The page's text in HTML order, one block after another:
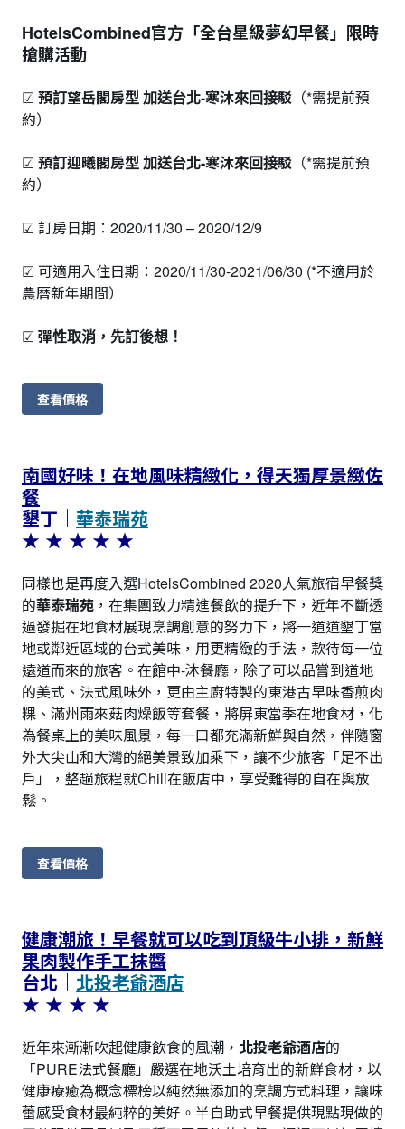
HotelsCombined官方「全台星級夢幻早餐」限時
搶購活動
☑ 預訂望岳閣房型 加送台北-寒沐來回接駁 （*需提前預
約）
☑ 預訂迎曦閣房型 加送台北-寒沐來回接駁 （*需提前預
約）
☑ 訂房日期：2020/11/30 – 2020/12/9
☑ 可適用入住日期：2020/11/30-2021/06/30 (*不適用於
農曆新年期間）
☑ 彈性取消，先訂後想！
查看價格
南國好味！在地風味精緻化，得天獨厚景緻佐
餐
墾丁｜ 華泰瑞苑
★ ★ ★ ★ ★
同樣也是再度入選HotelsCombined 2020人氣旅宿早餐獎
的華泰瑞苑 ，在集團致力精進餐飲的提升下，近年不斷透
過發掘在地食材展現烹調創意的努力下，將一道道墾丁當
地或鄰近區域的台式美味，用更精緻的手法，款待每一位
遠道而來的旅客。在館中-沐餐廳，除了可以品嘗到道地
的美式、法式風味外，更由主廚特製的東港古早味香煎肉
粿、滿州雨來菇肉燥飯等套餐，將屏東當季在地食材，化
為餐桌上的美味風景，每一口都充滿新鮮與自然，伴隨窗
外大尖山和大灣的絕美景致加乘下，讓不少旅客「足不出
戶」，整趟旅程就Chill在飯店中，享受難得的自在與放
鬆。
查看價格
健康潮旅！早餐就可以吃到頂級牛小排，新鮮
果肉製作手工抹醬
台北｜ 北投老爺酒店
★ ★ ★ ★
近年來漸漸吹起健康飲食的風潮， 北投老爺酒店的
「PURE法式餐廳」嚴選在地沃土培育出的新鮮食材，以
健康療癒為概念標榜以純然無添加的烹調方式料理，讓味
蕾感受食材最純粹的美好。半自助式早餐提供現點現做的